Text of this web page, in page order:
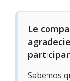
Le
Sabemos